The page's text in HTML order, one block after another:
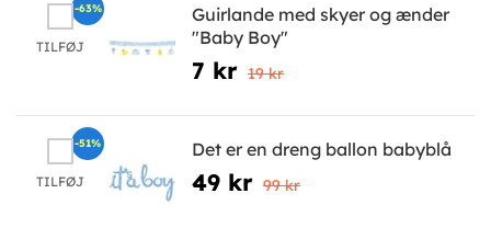
TILFØJ
Guirlande med skyer og ænder
"Baby Boy"
7 kr 19 kr
-63%
TILFØJ
Det er en dreng ballon babyblå
49 kr 99 kr
-51%